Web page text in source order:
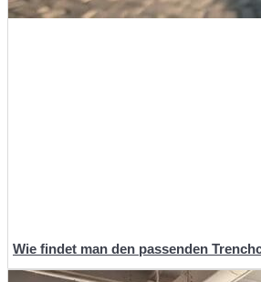
Wie findet man den passenden